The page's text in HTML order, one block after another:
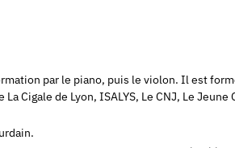
par le piano, puis le violon. Il est
Cigale de Lyon, ISALYS, Le CNJ, Le